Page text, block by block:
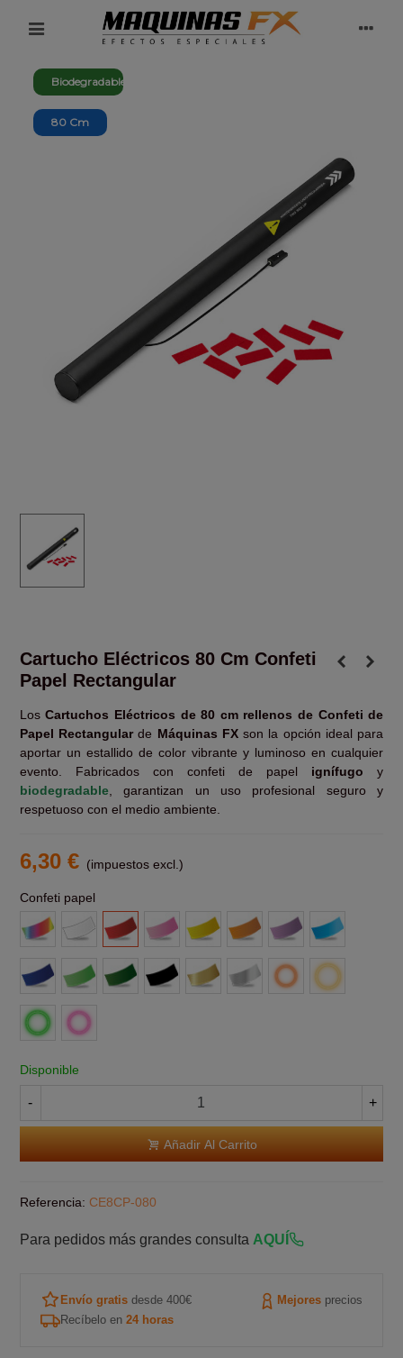
Biodegradable
80 Cm
Cartucho Eléctricos 80 Cm Confeti
Papel Rectangular
LosCartuchos Eléctricos de 80 cm rellenos de Confeti de
Papel Rectangularde Máquinas FXson la opción ideal para
aportar un estallido de color vibrante y luminoso en cualquier
evento. Fabricados con confeti de papel ignífugo y
biodegradable, garantizan un uso profesional seguro y
respetuoso con el medio ambiente.
6,30 € (impuestos excl.)
Confeti papel
MulticolorBlanco Rojo Rosa Amarillo Naranja Morado
Azul
claro
Azul
Verde
claro
Verde
Oscuro
Negro Oro Plata
Fluor
Naranja
Fluor
Amarillo
Fluor
Verde
Fluor
Rosa
Disponible
- +
Añadir Al Carrito
Referencia: CE8CP-080
Para pedidos más grandes consulta AQUÍ
Envío gratisdesde 400€ Mejores precios
Recíbelo en 24 horas